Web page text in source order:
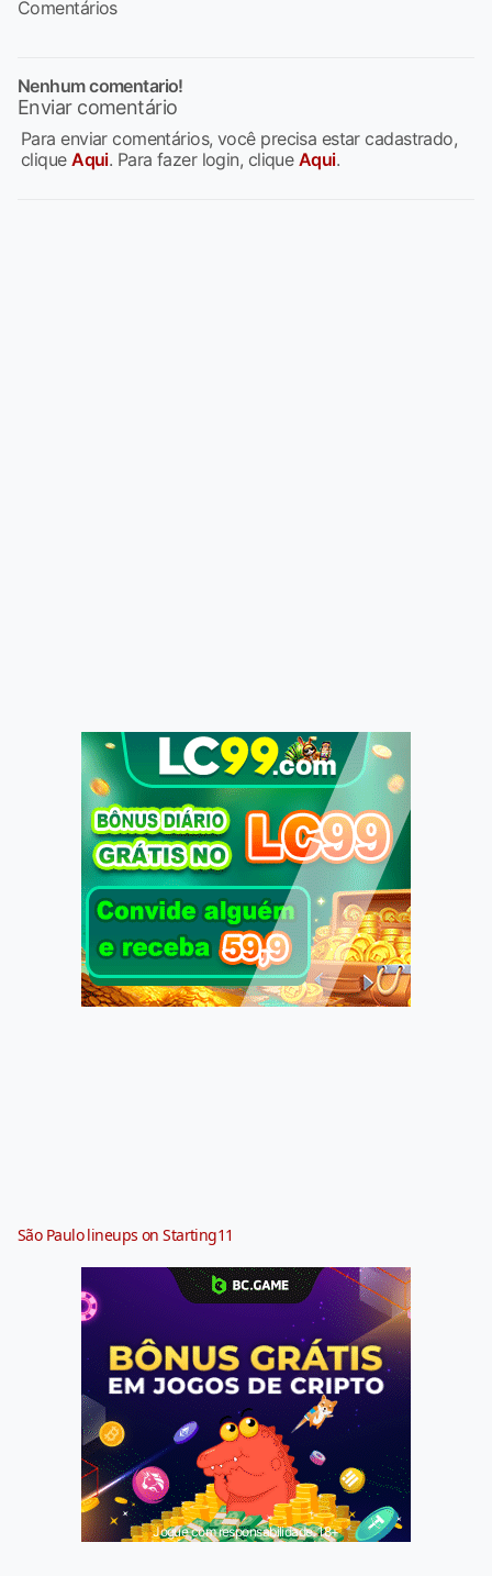
Comentários
Nenhum comentario!
Enviar comentário
Para enviar comentários, você precisa estar cadastrado,
cliqueAqui. Para fazer login, clique Aqui.
São Paulo lineups on Starting11
Jogue com responsabilidade. 18+